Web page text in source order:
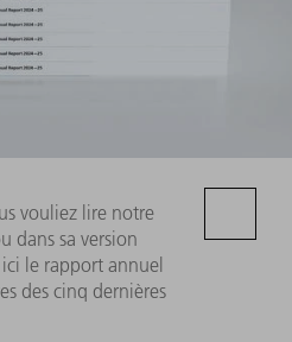
vouliez lire notre
dans sa version
le rapport annuel
des cinq dernières